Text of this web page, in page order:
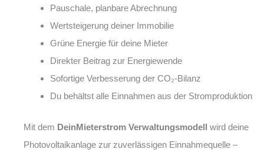
Pauschale, planbare Abrechnung
Wertsteigerung deiner Immobilie
Grüne Energie für deine Mieter
Direkter Beitrag zur Energiewende
Sofortige Verbesserung der CO₂-Bilanz
Du behältst alle Einnahmen aus der Stromproduktion
Mit dem DeinMieterstrom Verwaltungsmodell wird deine
Photovoltaikanlage zur zuverlässigen Einnahmequelle –